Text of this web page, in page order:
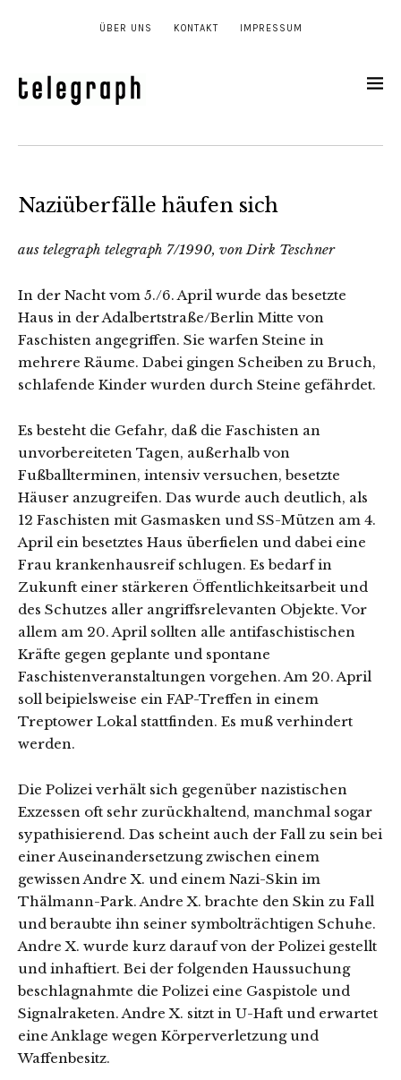
ÜBER UNS KONTAKT IMPRESSUM
Naziüberfälle häufen sich
aus telegraph telegraph 7/1990, von Dirk Teschner
In der Nacht vom 5./6. April wurde das besetzte
Haus in der Adalbertstraße/Berlin Mitte von
Faschisten angegriffen. Sie warfen Steine in
mehrere Räume. Dabei gingen Scheiben zu Bruch,
schlafende Kinder wurden durch Steine gefährdet.
Es besteht die Gefahr, daß die Faschisten an
unvorbereiteten Tagen, außerhalb von
Fußballterminen, intensiv versuchen, besetzte
Häuser anzugreifen. Das wurde auch deutlich, als
12 Faschisten mit Gasmasken und SS-Mützen am 4.
April ein besetztes Haus überfielen und dabei eine
Frau krankenhausreif schlugen. Es bedarf in
Zukunft einer stärkeren Öffentlichkeitsarbeit und
des Schutzes aller angriffsrelevanten Objekte. Vor
allem am 20. April sollten alle antifaschistischen
Kräfte gegen geplante und spontane
Faschistenveranstaltungen vorgehen. Am 20. April
soll beipielsweise ein FAP-Treffen in einem
Treptower Lokal stattfinden. Es muß verhindert
werden.
Die Polizei verhält sich gegenüber nazistischen
Exzessen oft sehr zurückhaltend, manchmal sogar
sypathisierend. Das scheint auch der Fall zu sein bei
einer Auseinandersetzung zwischen einem
gewissen Andre X. und einem Nazi-Skin im
Thälmann-Park. Andre X. brachte den Skin zu Fall
und beraubte ihn seiner symbolträchtigen Schuhe.
Andre X. wurde kurz darauf von der Polizei gestellt
und inhaftiert. Bei der folgenden Haussuchung
beschlagnahmte die Polizei eine Gaspistole und
Signalraketen. Andre X. sitzt in U-Haft und erwartet
eine Anklage wegen Körperverletzung und
Waffenbesitz.